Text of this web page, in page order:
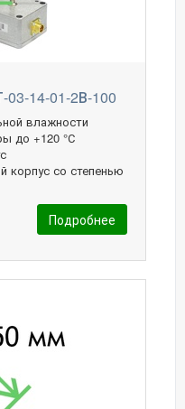
14-01-2В-100
влажности
до +120 °С
корпус со степенью
Подробнее